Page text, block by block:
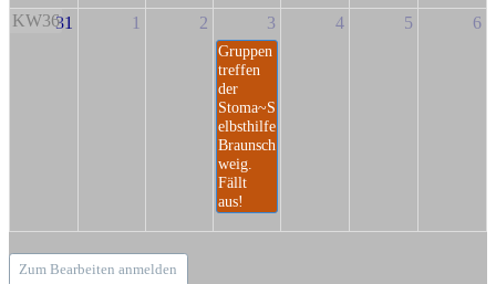
KW3631 1 2 3
Gruppen
treffen
der
Stoma~S
elbsthilfe
Braunsch
weig.
Fällt
aus!
4 5 6
Zum Bearbeiten anmelden